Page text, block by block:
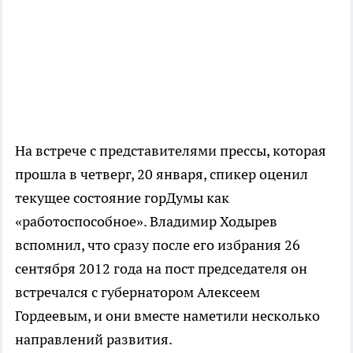
На встрече с представителями прессы, которая
прошла в четверг, 20 января, спикер оценил
текущее состояние горДумы как
«работоспособное». Владимир Ходырев
вспомнил, что сразу после его избрания 26
сентября 2012 года на пост председателя он
встречался с губернатором Алексеем
Гордеевым, и они вместе наметили несколько
направлений развития.